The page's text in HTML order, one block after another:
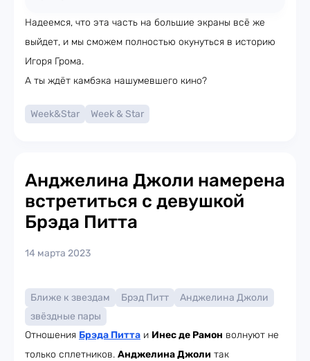
Надеемся, что эта часть на большие экраны всё же
выйдет, и мы сможем полностью окунуться в историю
Игоря Грома.
А ты ждёт камбэка нашумевшего кино?
Week&Star Week & Star
Анджелина Джоли намерена
встретиться с девушкой
Брэда Питта
14 марта 2023
Ближе к звездам Брэд Питт
Анджелина Джоли
звёздные пары
Отношения Брэда Питта и Инес де Рамон волнуют не
только сплетников. Анджелина Джоли так